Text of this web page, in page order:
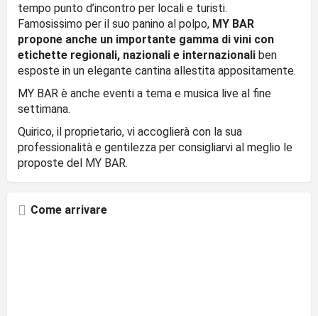
tempo punto d’incontro per locali e turisti.
Famosissimo per il suo panino al polpo, MY BAR
propone anche un importante gamma di vini con
etichette regionali, nazionali e internazionali ben
esposte in un elegante cantina allestita appositamente.
MY BAR è anche eventi a tema e musica live al fine
settimana.
Quirico, il proprietario, vi accoglierà con la sua
professionalità e gentilezza per consigliarvi al meglio le
proposte del MY BAR.
Come arrivare